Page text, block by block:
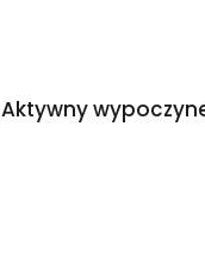
Aktywny